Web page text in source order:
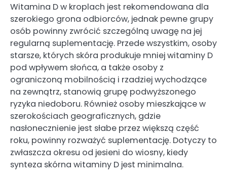
Witamina D w kroplach jest rekomendowana dla
szerokiego grona odbiorców, jednak pewne grupy
osób powinny zwrócić szczególną uwagę na jej
regularną suplementację. Przede wszystkim, osoby
starsze, których skóra produkuje mniej witaminy D
pod wpływem słońca, a także osoby z
ograniczoną mobilnością i rzadziej wychodzące
na zewnątrz, stanowią grupę podwyższonego
ryzyka niedoboru. Również osoby mieszkające w
szerokościach geograficznych, gdzie
nasłonecznienie jest słabe przez większą część
roku, powinny rozważyć suplementację. Dotyczy to
zwłaszcza okresu od jesieni do wiosny, kiedy
synteza skórna witaminy D jest minimalna.